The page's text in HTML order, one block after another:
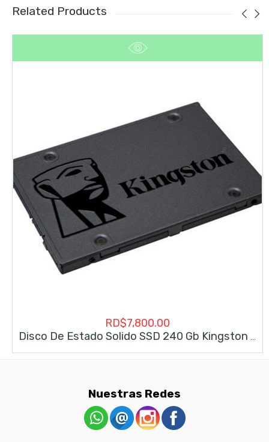
Related Products
RD$7,800.00
Disco De Estado Solido SSD 240 Gb Kingston (SA400S37/240G)
Nuestras Redes